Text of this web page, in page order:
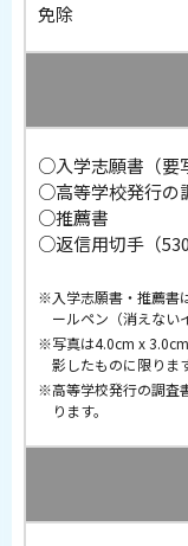
免除
○入学志願書（要
○高等学校発行の
○推薦書
○返信用切手（530
入学志願書・推薦書
ールペン（消えない
写真は4.0cm x
影したものに限りま
高等学校発行の調査
ります。